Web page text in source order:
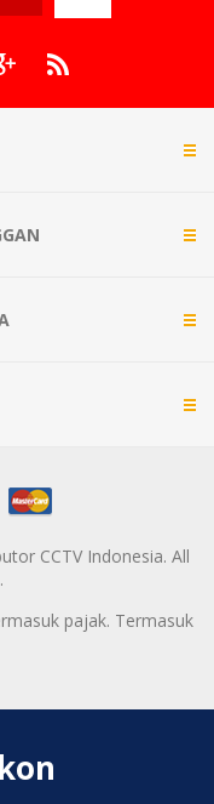
CCTV Indonesia. All
pajak. Termasuk